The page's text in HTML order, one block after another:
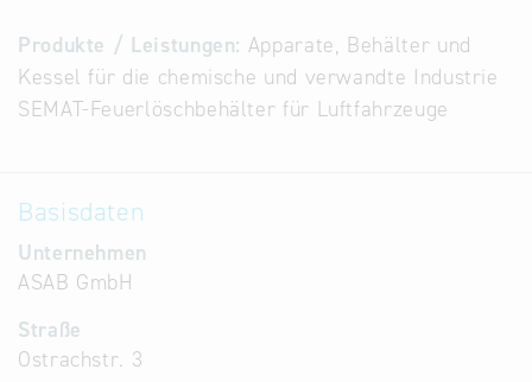
und der
Slowakei
Produkte / Leistungen: Apparate, Behälter und
Kessel für die chemische und verwandte Industrie
SEMAT-Feuerlöschbehälter für Luftfahrzeuge
Basisdaten
Unternehmen
ASAB GmbH
Straße
Ostrachstr. 3